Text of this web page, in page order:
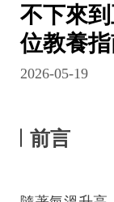
不下來
位教養
2026-05-19
前言